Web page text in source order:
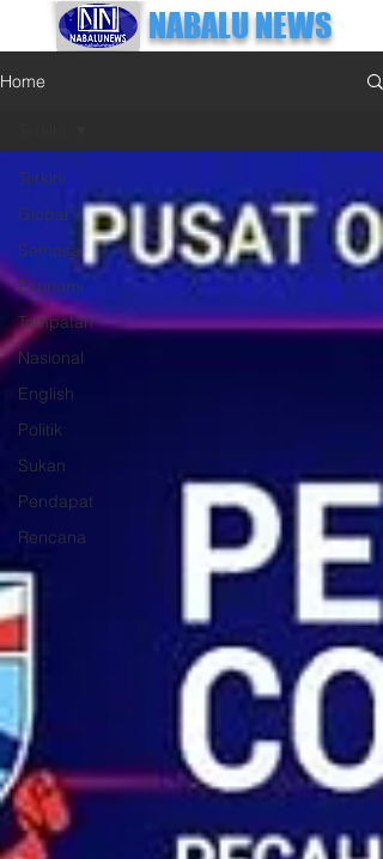
NABALU NEWS
Home
Terkini
Global
Semasa
Ekonomi
Tempatan
Nasional
English
Politik
Sukan
Pendapat
Rencana